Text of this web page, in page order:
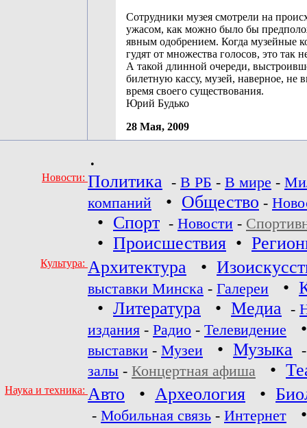
Сотрудники музея смотрели на
ужасом, как можно было бы
явным одобрением. Когда музейные
гудят от множества голосов, это так
А такой длинной очереди,
билетную кассу, музей, наверное, не
время своего существования.
Юрий Будько
28 Мая, 2009
•
Новости: Политика - В РБ - В мире -
компаний
• Общество -
• Спорт - Новости -
• Происшествия •
Культура: Архитектура •
выставки Минска - Галереи •
• Литература • Медиа -
издания - Радио - Телевидение
выставки - Музеи • Музыка
залы - Концертная афиша •
Наука и техника: Авто • Археология •
- Мобильная связь - Интернет